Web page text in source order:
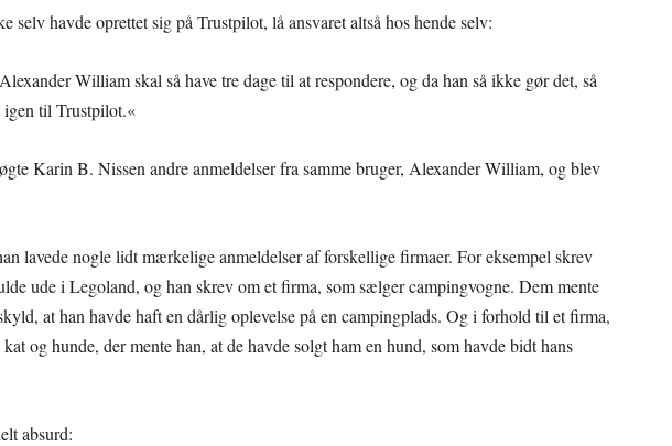
selv havde oprettet sig på Trustpilot, lå ansvaret altså hos hende selv:
William skal så have tre dage til at respondere, og da han så ikke gør det, så
igen til Trustpilot.«
Karin B. Nissen andre anmeldelser fra samme bruger, Alexander William, og blev
lavede nogle lidt mærkelige anmeldelser af forskellige firmaer. For eksempel skrev
ude i Legoland, og han skrev om et firma, som sælger campingvogne. Dem mente
at han havde haft en dårlig oplevelse på en campingplads. Og i forhold til et firma,
og hunde, der mente han, at de havde solgt ham en hund, som havde bidt hans
absurd: